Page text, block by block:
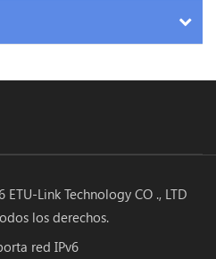
Link Technology CO ., LTD
los derechos.
red IPv6